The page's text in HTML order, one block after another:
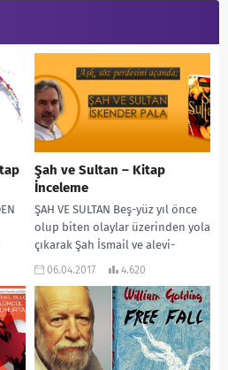
Şah ve Sultan – Kitap
İnceleme
ŞAH VE SULTAN Beş-yüz yıl önce
olup biten olaylar üzerinden yola
çıkarak Şah İsmail ve alevi-
kızılbaşları, ceddini, geleneğini,
06.04.2017 4.620